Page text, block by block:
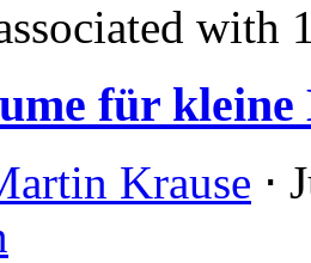
with
für
Krause ⋅